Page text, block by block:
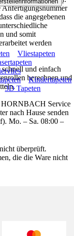
Anfertigungsnummer
die angegebenen
und somit
werden
und einfach
berechnen und
HORNBACH Service
nach Hause senden
Mo. – Sa. 08:00 –
Vliestapeten
Kindertapeten
3D Tapeten
überprüft.
die die Ware nicht